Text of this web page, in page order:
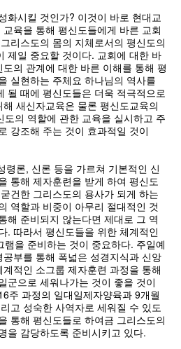
화시킬 것인가? 이것이 바로 현대교
육을 통해 평신도들에게 바른 교회
리스도의 몸의 지체로서의 평신도의
제일 중요할 것이다. 교회에 대한 바
의 관계에 대한 바른 이해를 통해 평
실현하는 주체요 하나님의 역사를
될 때에 평신도들은 더욱 적극적으로
새신자교육은 물론 평신도교육의
의 역할에 관한 교육을 실시하고 주
강조해 주는 것이 효과적일 것이
령론, 신론 등을 가르쳐 기본적인 신
통해 제자훈련을 받게 하여 평신도
건한 그리스도의 용사가 되게 하는
역할과 비중이 아무리 절대적인 것
해 준비되지 않는다면 제대로 그 역
. 따라서 평신도들을 위한 체계적인
을 준비하는 것이 중요하다. 주일예
부를 통해 폭넓은 성경지식과 신앙
적인 소그룹 제자훈련 과정을 통해
군으로 세워나가는 것이 좋을 것이
주 과정의 일대일제자양육과 9개월
고 성숙한 사역자로 세워질 수 있도
통해 평신도들로 하여금 그리스도의
을 감당하도록 준비시키고 있다.